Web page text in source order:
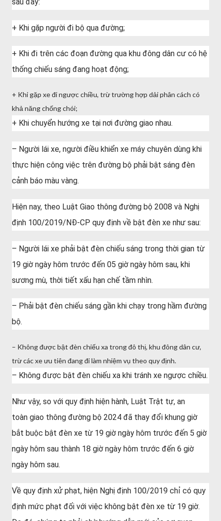
+ Khi gặp người đi bộ qua đường;
+ Khi đi trên các đoạn đường qua khu đông dân cư có hệ
thống chiếu sáng đang hoạt động;
+ Khi gặp xe đi ngược chiều, trừ trường hợp dải phân cách có
khả năng chống chói;
+ Khi chuyển hướng xe tại nơi đường giao nhau.
– Người lái xe, người điều khiển xe máy chuyên dùng khi
thực hiện công việc trên đường bộ phải bật sáng đèn
cảnh báo màu vàng.
Hiện nay, theo Luật Giao thông đường bộ 2008 và Nghị
định 100/2019/NĐ-CP quy định về bật đèn xe như sau:
– Người lái xe phải bật đèn chiếu sáng trong thời gian từ
19 giờ ngày hôm trước đến 05 giờ ngày hôm sau, khi
sương mù, thời tiết xấu hạn chế tầm nhìn.
– Phải bật đèn chiếu sáng gần khi chạy trong hầm đường
bộ.
– Không được bật đèn chiếu xa trong đô thị, khu đông dân cư,
trừ các xe ưu tiên đang đi làm nhiệm vụ theo quy định.
– Không được bật đèn chiếu xa khi tránh xe ngược chiều.
Như vậy, so với quy định hiện hành, Luật Trật tự, an
toàn giao thông đường bộ 2024 đã thay đổi khung giờ
bắt buộc bật đèn xe từ 19 giờ ngày hôm trước đến 5 giờ
ngày hôm sau thành 18 giờ ngày hôm trước đến 6 giờ
ngày hôm sau.
Về quy định xử phạt, hiện Nghị định 100/2019 chỉ có quy
định mức phạt đối với việc không bật đèn xe từ 19 giờ.